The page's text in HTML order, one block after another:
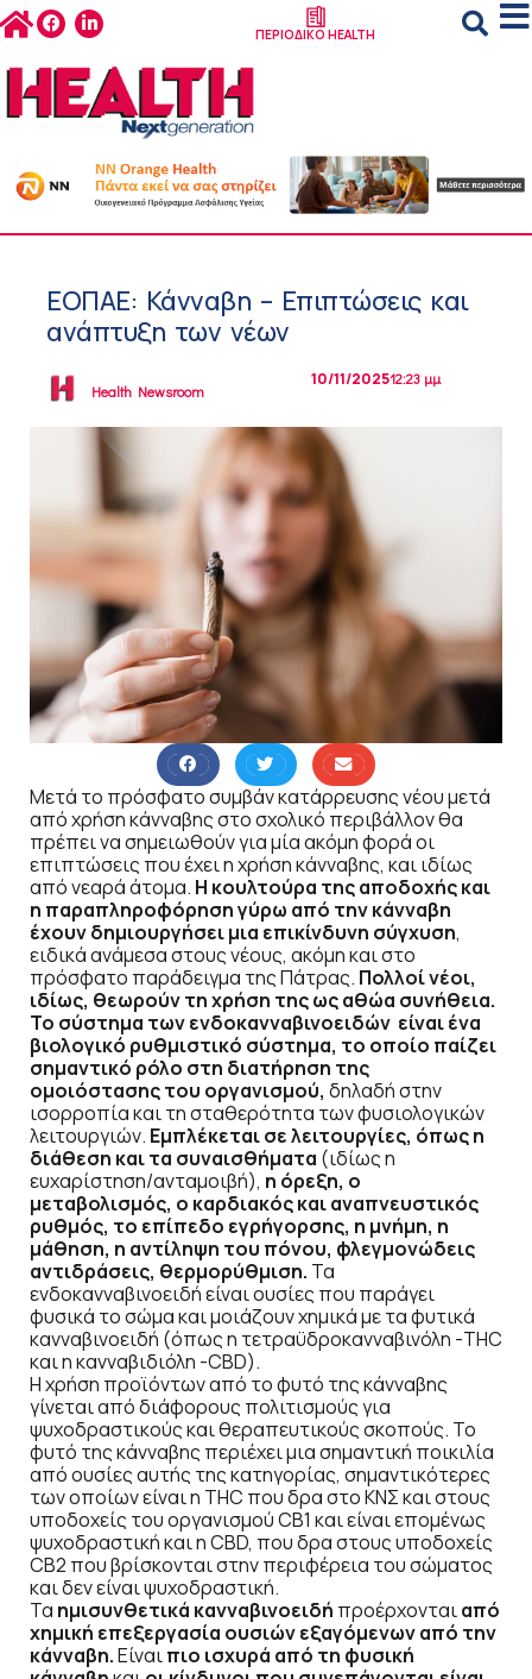
ΠΕΡΙΟΔΙΚΟ HEALTH
ΕΟΠΑΕ: Κάνναβη – Επιπτώσεις και
ανάπτυξη των νέων
Health Newsroom
10/11/202512:23 μμ
Μετά το πρόσφατο συμβάν κατάρρευσης νέου μετά
από χρήση κάνναβης στο σχολικό περιβάλλον θα
πρέπει να σημειωθούν για μία ακόμη φορά οι
επιπτώσεις που έχει η χρήση κάνναβης, και ιδίως
από νεαρά άτομα. Η κουλτούρα της αποδοχής και
η παραπληροφόρηση γύρω από την κάνναβη
έχουν δημιουργήσει μια επικίνδυνη σύγχυση,
ειδικά ανάμεσα στους νέους, ακόμη και στο
πρόσφατο παράδειγμα της Πάτρας. Πολλοί νέοι,
ιδίως, θεωρούν τη χρήση της ως αθώα συνήθεια.
Το σύστημα των ενδοκανναβινοειδών είναι ένα
βιολογικό ρυθμιστικό σύστημα, το οποίο παίζει
σημαντικό ρόλο στη διατήρηση της
ομοιόστασης του οργανισμού, δηλαδή στην
ισορροπία και τη σταθερότητα των φυσιολογικών
λειτουργιών. Εμπλέκεται σε λειτουργίες, όπως η
διάθεση και τα συναισθήματα (ιδίως η
ευχαρίστηση/ανταμοιβή), η όρεξη, ο
μεταβολισμός, ο καρδιακός και αναπνευστικός
ρυθμός, το επίπεδο εγρήγορσης, η μνήμη, η
μάθηση, η αντίληψη του πόνου, φλεγμονώδεις
αντιδράσεις, θερμορύθμιση. Τα
ενδοκανναβινοειδή είναι ουσίες που παράγει
φυσικά το σώμα και μοιάζουν χημικά με τα φυτικά
κανναβινοειδή (όπως η τετραϋδροκανναβινόλη -THC
και η κανναβιδιόλη -CBD).
Η χρήση προϊόντων από το φυτό της κάνναβης
γίνεται από διάφορους πολιτισμούς για
ψυχοδραστικούς και θεραπευτικούς σκοπούς. Το
φυτό της κάνναβης περιέχει μια σημαντική ποικιλία
από ουσίες αυτής της κατηγορίας, σημαντικότερες
των οποίων είναι η THC που δρα στο ΚΝΣ και στους
υποδοχείς του οργανισμού CB1 και είναι επομένως
ψυχοδραστική και η CBD, που δρα στους υποδοχείς
CB2 που βρίσκονται στην περιφέρεια του σώματος
και δεν είναι ψυχοδραστική.
Τα ημισυνθετικά κανναβινοειδή προέρχονταιαπό
χημική επεξεργασία ουσιών εξαγόμενων από την
κάνναβη.Είναιπιο ισχυρά από τη φυσική